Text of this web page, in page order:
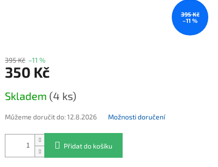
395 Kč
–11 %
395 Kč –11 %
350 Kč
Skladem (4 ks)
Můžeme doručit do:12.8.2026 Možnosti doručení
Přidat do košíku